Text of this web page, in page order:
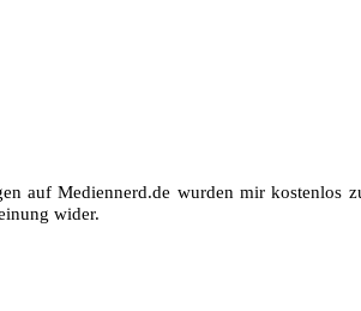
auf Mediennerd.de wurden mir
wider.